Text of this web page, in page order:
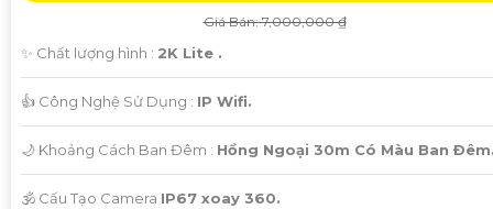
Giá Bán: 7,000,000 ₫
✨ Chất lượng hình : 2K Lite .
👍 Công Nghệ Sử Dụng : IP Wifi.
🌙 Khoảng Cách Ban Đêm : Hồng Ngoại 30m Có Màu Ban
🕉️ Cấu Tạo Camera IP67 xoay 360.